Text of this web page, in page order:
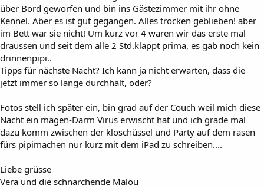
über Bord geworfen und bin ins Gästezimmer mit ihr ohne
Kennel. Aber es ist gut gegangen. Alles trocken geblieben! aber
im Bett war sie nicht! Um kurz vor 4 waren wir das erste mal
draussen und seit dem alle 2 Std.klappt prima, es gab noch kein
drinnenpipi..
Tipps für nächste Nacht? Ich kann ja nicht erwarten, dass die
jetzt immer so lange durchhält, oder?
Fotos stell ich später ein, bin grad auf der Couch weil mich diese
Nacht ein magen-Darm Virus erwischt hat und ich grade mal
dazu komm zwischen der kloschüssel und Party auf dem rasen
fürs pipimachen nur kurz mit dem iPad zu schreiben....
Liebe grüsse
Vera und die schnarchende Malou